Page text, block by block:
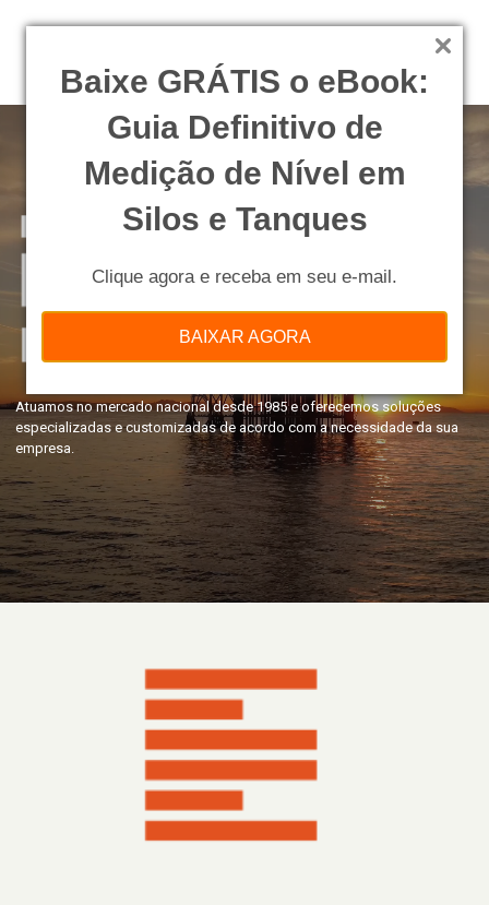
Baixe GRÁTIS o eBook:
Guia Definitivo de
Medição de Nível em
Silos e Tanques
Clique agora e receba em seu e-mail.
BAIXAR AGORA
Atuamos no mercado nacional desde 1985 e oferecemos soluções
especializadas e customizadas de acordo com a necessidade da sua
empresa.